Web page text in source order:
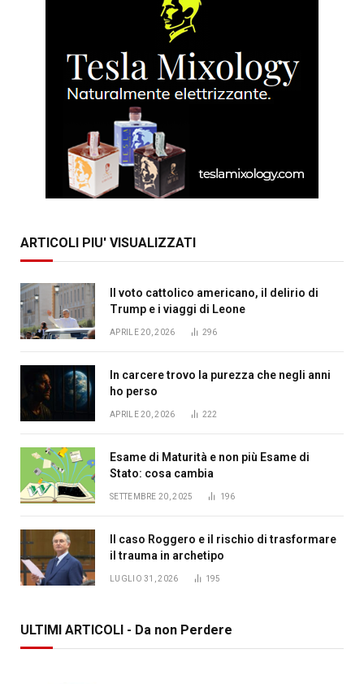
ARTICOLI PIU' VISUALIZZATI
Il voto cattolico americano, il delirio di
Trump e i viaggi di Leone
APRILE 20, 2026 296
In carcere trovo la purezza che negli anni
ho perso
APRILE 20, 2026 222
Esame di Maturità e non più Esame di
Stato: cosa cambia
SETTEMBRE 20, 2025 196
Il caso Roggero e il rischio di trasformare
il trauma in archetipo
LUGLIO 31, 2026 195
ULTIMI ARTICOLI - Da non Perdere